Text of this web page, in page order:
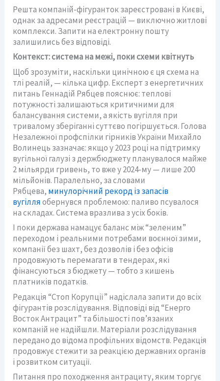
Решта компаній-фігуранток зареєстровані в Києві,
однак за адресами реєстрацій — виключно житлові
комплекси. Запити на електронну пошту
залишились без відповіді.
Контекст: система на межі, поки схеми квітнуть
Щоб зрозуміти, наскільки циніч­ною є ця схема на
тлі реалій, — кілька цифр. Експерт з енергетичних
питань Геннадій Рябцев пояснює: теплові
потужності залишаються критичними для
балансування системи, а якість вугілля при
тривалому зберіганні суттєво погіршується. Голова
Незалежної профспілки гірників України Михайло
Волинець зазначає: якщо у 2023 році на підтримку
вугільної галузі з держбюджету планувалося майже
2 мільярди гривень, то вже у 2024-му — лише 200
мільйонів. Паралельно, за словами
Рябцева, минулорічний рекорд із запасів
вугілляобернувся проблемою: паливо псувалося
на складах. Система вразлива з усіх боків.
І поки держава намацує баланс між “зеленим”
переходом і реальними потребами воєнної зими,
компанії без шахт, без дозволів і без офісів
продовжують перемагати в тендерах, які
фінансуються з бюджету — тобто з кишень
платників податків.
Редакція “Стоп Корупції” надіслала запити до всіх
фігурантів розслідування. Відповіді від “Енерго
Восток Антрацит” та більшості пов’язаних
компаній не надійшли. Матеріали розслідування
передано до відома профільних відомств. Редакція
продовжує стежити за реакцією державних органів
і розвитком ситуації.
Питання про походження антрациту, яким торгує